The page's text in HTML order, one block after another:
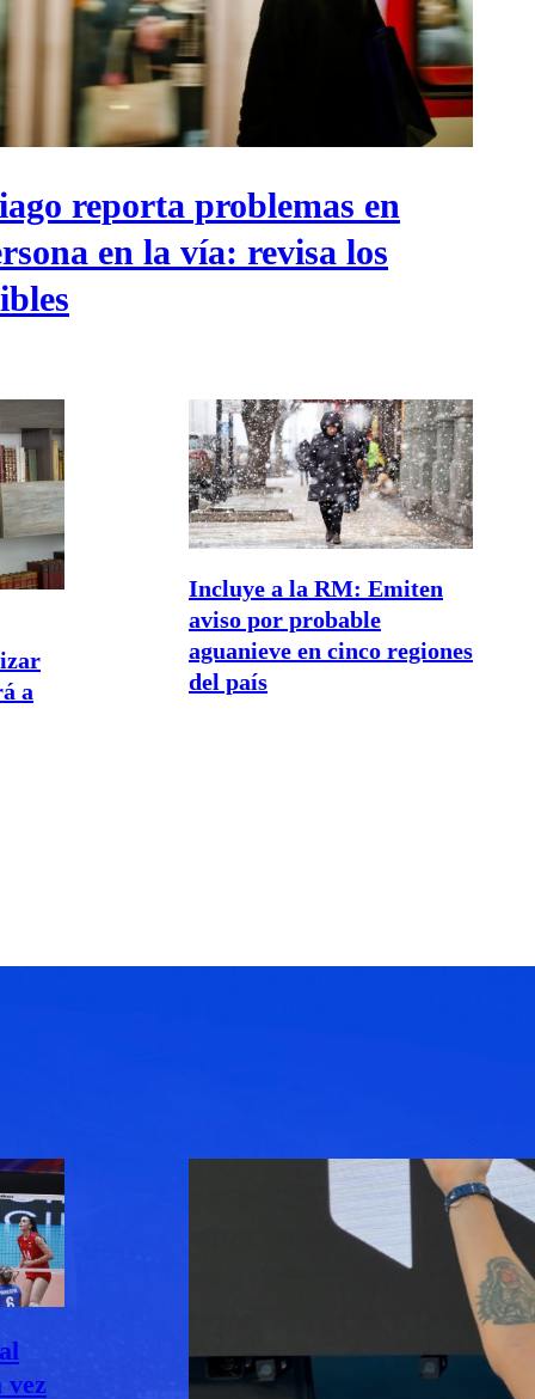
reporta problemas en
en la vía: revisa los
a
Incluye a la RM: Emiten
aviso por probable
aguanieve en cinco regiones
del país